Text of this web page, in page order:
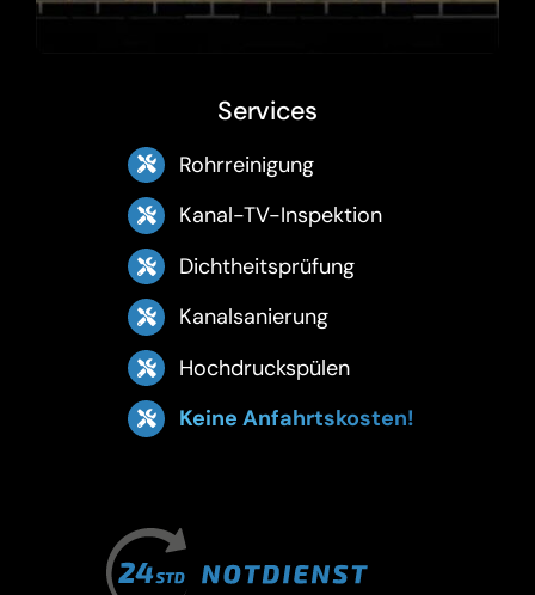
Services
Rohrreinigung
Kanal-TV-Inspektion
Dichtheitsprüfung
Kanalsanierung
Hochdruckspülen
Keine Anfahrtskosten!